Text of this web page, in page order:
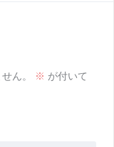
ん。 ※ が付いて